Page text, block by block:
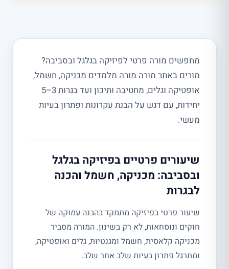
מחפשים מורה פרטי לפיזיקה בגלגל ובסביבה?
מורים באתר מורה מורה מלמדים מכניקה, חשמל,
אופטיקה וגלים, מחטיבה ותיכון ועד בגרות 3–5
יחידות, עם דגש על הבנת עקרונות ופתרון בעיות
מעשי.
שיעורים פרטיים בפיזיקה בגלגל
ובסביבה: מכניקה, חשמל והכנה
לבגרות
שיעור פרטי בפיזיקה מתמקד בהבנה עמוקה של
חוקים ונוסחאות, לא רק בשינון. המורה מסביר
מכניקה קלאסית, חשמל ומגנטיות, גלים ואופטיקה,
ומתרגל פתרון בעיות שלב אחר שלב.